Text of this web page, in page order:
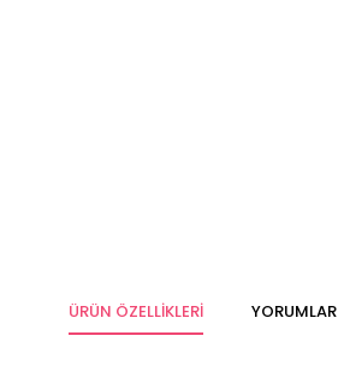
ÜRÜN ÖZELLIKLERI YORUMLAR